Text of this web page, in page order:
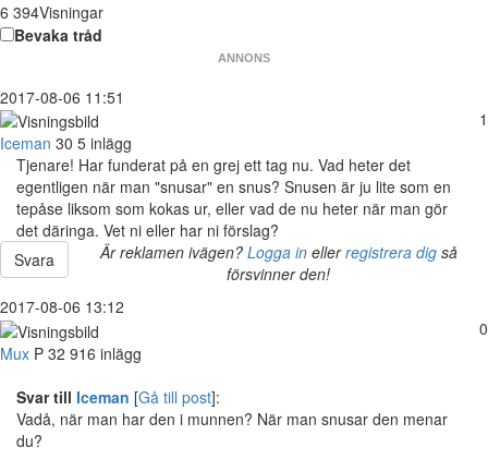
6 394Visningar
Bevaka tråd
ANNONS
2017-08-06 11:51
1
Iceman 30 5 inlägg
Tjenare! Har funderat på en grej ett tag nu. Vad heter det
egentligen när man "snusar" en snus? Snusen är ju lite som en
tepåse liksom som kokas ur, eller vad de nu heter när man gör
det däringa. Vet ni eller har ni förslag?
Svara
Är reklamen ivägen? Logga inellerregistrera digså
försvinner den!
2017-08-06 13:12
0
Mux P 32 916 inlägg
Svar till Iceman [Gå till post]:
Vadå, när man har den i munnen? När man snusar den menar
du?